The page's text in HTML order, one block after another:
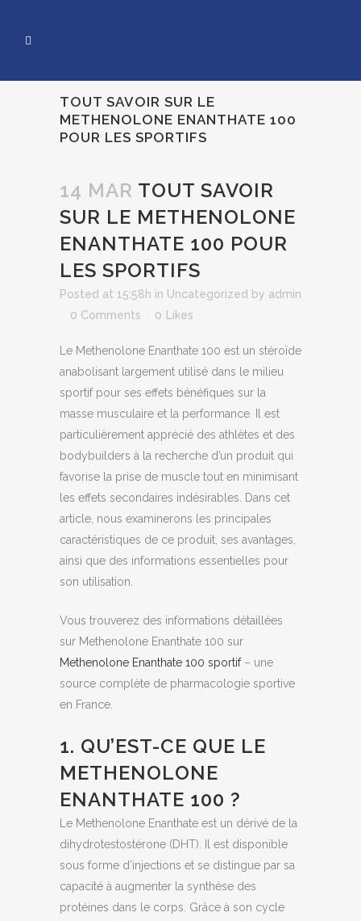
TOUT SAVOIR SUR LE
METHENOLONE ENANTHATE 100
POUR LES SPORTIFS
14 MAR TOUT SAVOIR
SUR LE METHENOLONE
ENANTHATE 100 POUR
LES SPORTIFS
Posted at 15:58h in Uncategorized by admin
0 Comments
0 Likes
Le Methenolone Enanthate 100 est un stéroïde
anabolisant largement utilisé dans le milieu
sportif pour ses effets bénéfiques sur la
masse musculaire et la performance. Il est
particulièrement apprécié des athlètes et des
bodybuilders à la recherche d’un produit qui
favorise la prise de muscle tout en minimisant
les effets secondaires indésirables. Dans cet
article, nous examinerons les principales
caractéristiques de ce produit, ses avantages,
ainsi que des informations essentielles pour
son utilisation.
Vous trouverez des informations détaillées
sur Methenolone Enanthate 100 sur
Methenolone Enanthate 100 sportif– une
source complète de pharmacologie sportive
en France.
1. QU’EST-CE QUE LE
METHENOLONE
ENANTHATE 100 ?
Le Methenolone Enanthate est un dérivé de la
dihydrotestostérone (DHT). Il est disponible
sous forme d’injections et se distingue par sa
capacité à augmenter la synthèse des
protéines dans le corps. Grâce à son cycle